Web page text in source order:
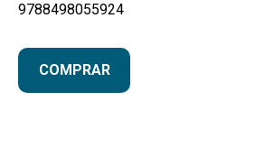
9788498055924
COMPRAR